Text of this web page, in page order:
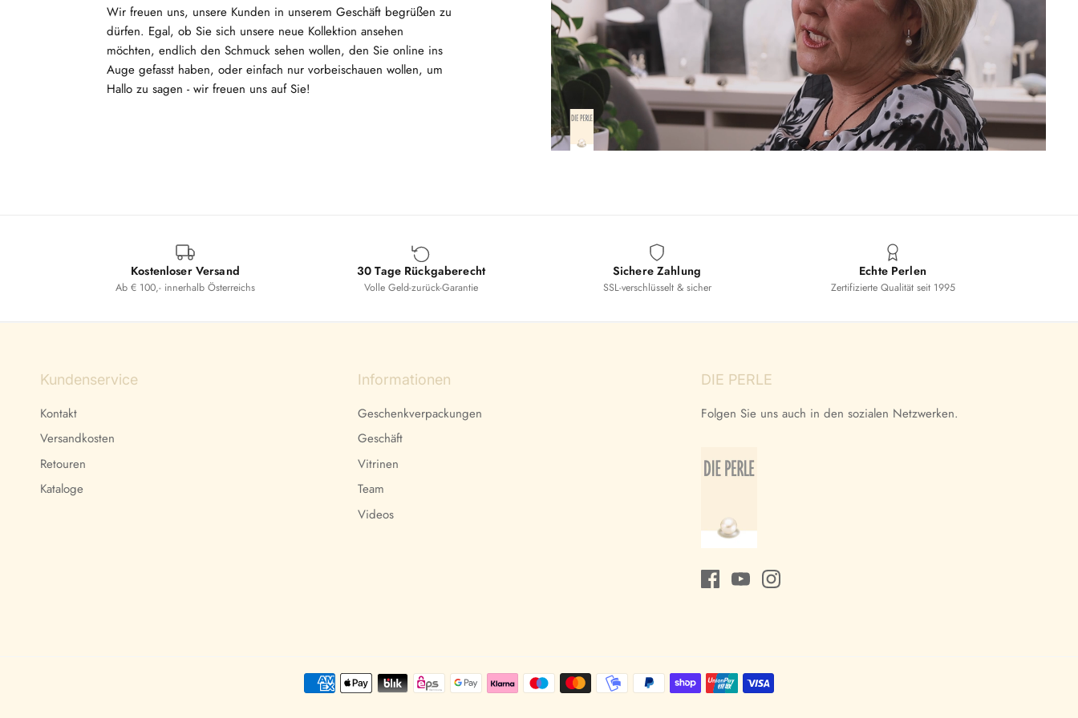
Wir freuen uns, unsere Kunden in unserem Geschäft begrüßen zu
dürfen. Egal, ob Sie sich unsere neue Kollektion ansehen
möchten, endlich den Schmuck sehen wollen, den Sie online ins
Auge gefasst haben, oder einfach nur vorbeischauen wollen, um
Hallo zu sagen - wir freuen uns auf Sie!
Kostenloser Versand
Ab € 100,- innerhalb Österreichs
30 Tage Rückgaberecht
Volle Geld-zurück-Garantie
Sichere Zahlung
SSL-verschlüsselt & sicher
Echte Perlen
Zertifizierte Qualität seit 1995
Kundenservice
Kontakt
Versandkosten
Retouren
Kataloge
Informationen
Geschenkverpackungen
Geschäft
Vitrinen
Team
Videos
DIE PERLE
Folgen Sie uns auch in den sozialen Netzwerken.